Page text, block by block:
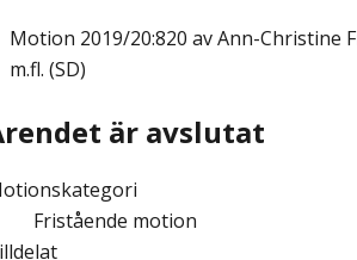
Motion 2019/20:820 av Ann-Christine
m.fl. (SD)
är avslutat
Fristående motion